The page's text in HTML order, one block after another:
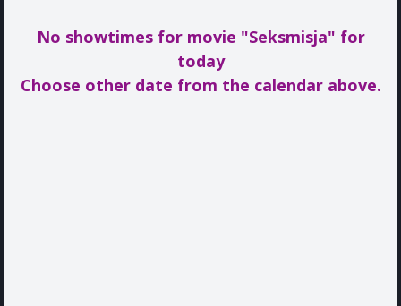
No showtimes for movie "Seksmisja" for
today
Choose other date from the calendar above.